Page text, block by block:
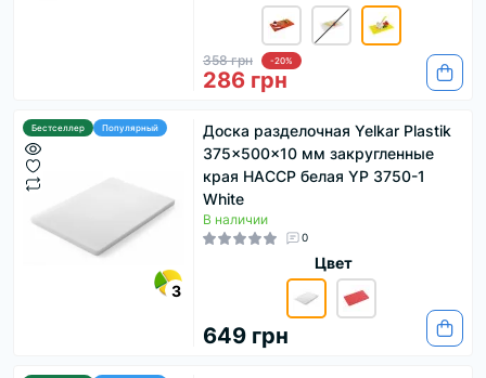
358 грн -20%
286 грн
Бестселлер Популярный
3
Доска разделочная Yelkar Plastik
375x500x10 мм закругленные
края HACCP белая YP 3750-1
White
В наличии
0
Цвет
649 грн